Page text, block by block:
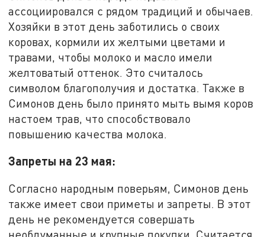
ассоциировался с рядом традиций и обычаев.
Хозяйки в этот день заботились о своих
коровах, кормили их желтыми цветами и
травами, чтобы молоко и масло имели
желтоватый оттенок. Это считалось
символом благополучия и достатка. Также в
Симонов день было принято мыть вымя коров
настоем трав, что способствовало
повышению качества молока.
Запреты на 23 мая:
Согласно народным поверьям, Симонов день
также имеет свои приметы и запреты. В этот
день не рекомендуется совершать